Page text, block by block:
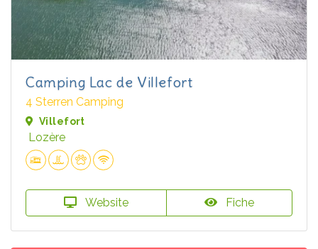
Camping Lac de Villefort
4 Sterren Camping
Villefort
Lozère
Website Fiche